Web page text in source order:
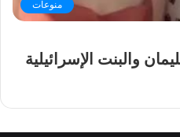
منوعات
والبنت الإسرائيلية